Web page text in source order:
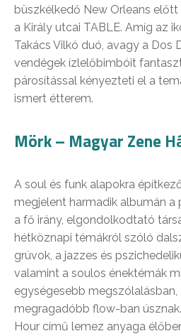
büszkélkedő New Orleans
a Király utcai TABLE. Amíg az
Takács Vilkó duó, avagy a Dos
vendégek ízlelőbimbóit
párosítással kényezteti el a
ismert étterem.
Mörk – Magyar Zene
A soul és funk alapokra
megjelent harmadik albumán a
a fő irány, elgondolkodtató
hétköznapi témákról szóló
grúvok, a jazzes és
valamint a soulos énektémák
egységesebb megszólalásban,
megragadóbb flow-ban
Hour című lemez anyaga